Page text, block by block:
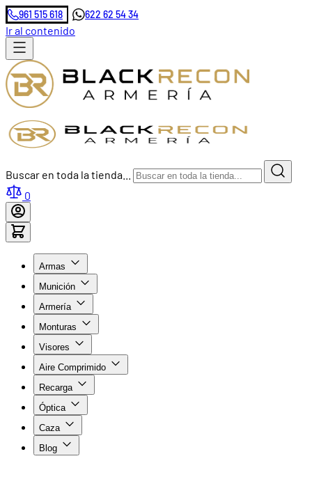
961 515 618 622 62 54 34
Ir al contenido
Buscar en toda la tienda...
0
Armas
Munición
Armería
Monturas
Visores
Aire Comprimido
Recarga
Óptica
Caza
Blog